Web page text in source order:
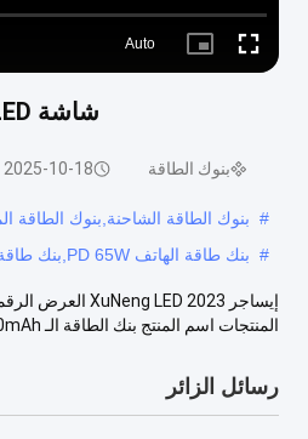
Auto
Picture- Fullscreen
شاشة LED رقمية PD 65W بنك طاقة الهاتف الخليوي 15000mAh بطارية سريعة تخزين
بنوك الطاقة 2025-10-18
# بنوك الطاقة الشاحنة,بنوك الطاقة
# بنك طاقة الهاتف PD 65W,بنك طاقة الهاتف الخليوي 15000mAh,بوابة تشغيل الهاتف
المنتجات اسم المنتج بنك الطاقة الـ 15000mAh السعة 15000mAh/3.8V 57Wh المدخل...
رسائل الزائر